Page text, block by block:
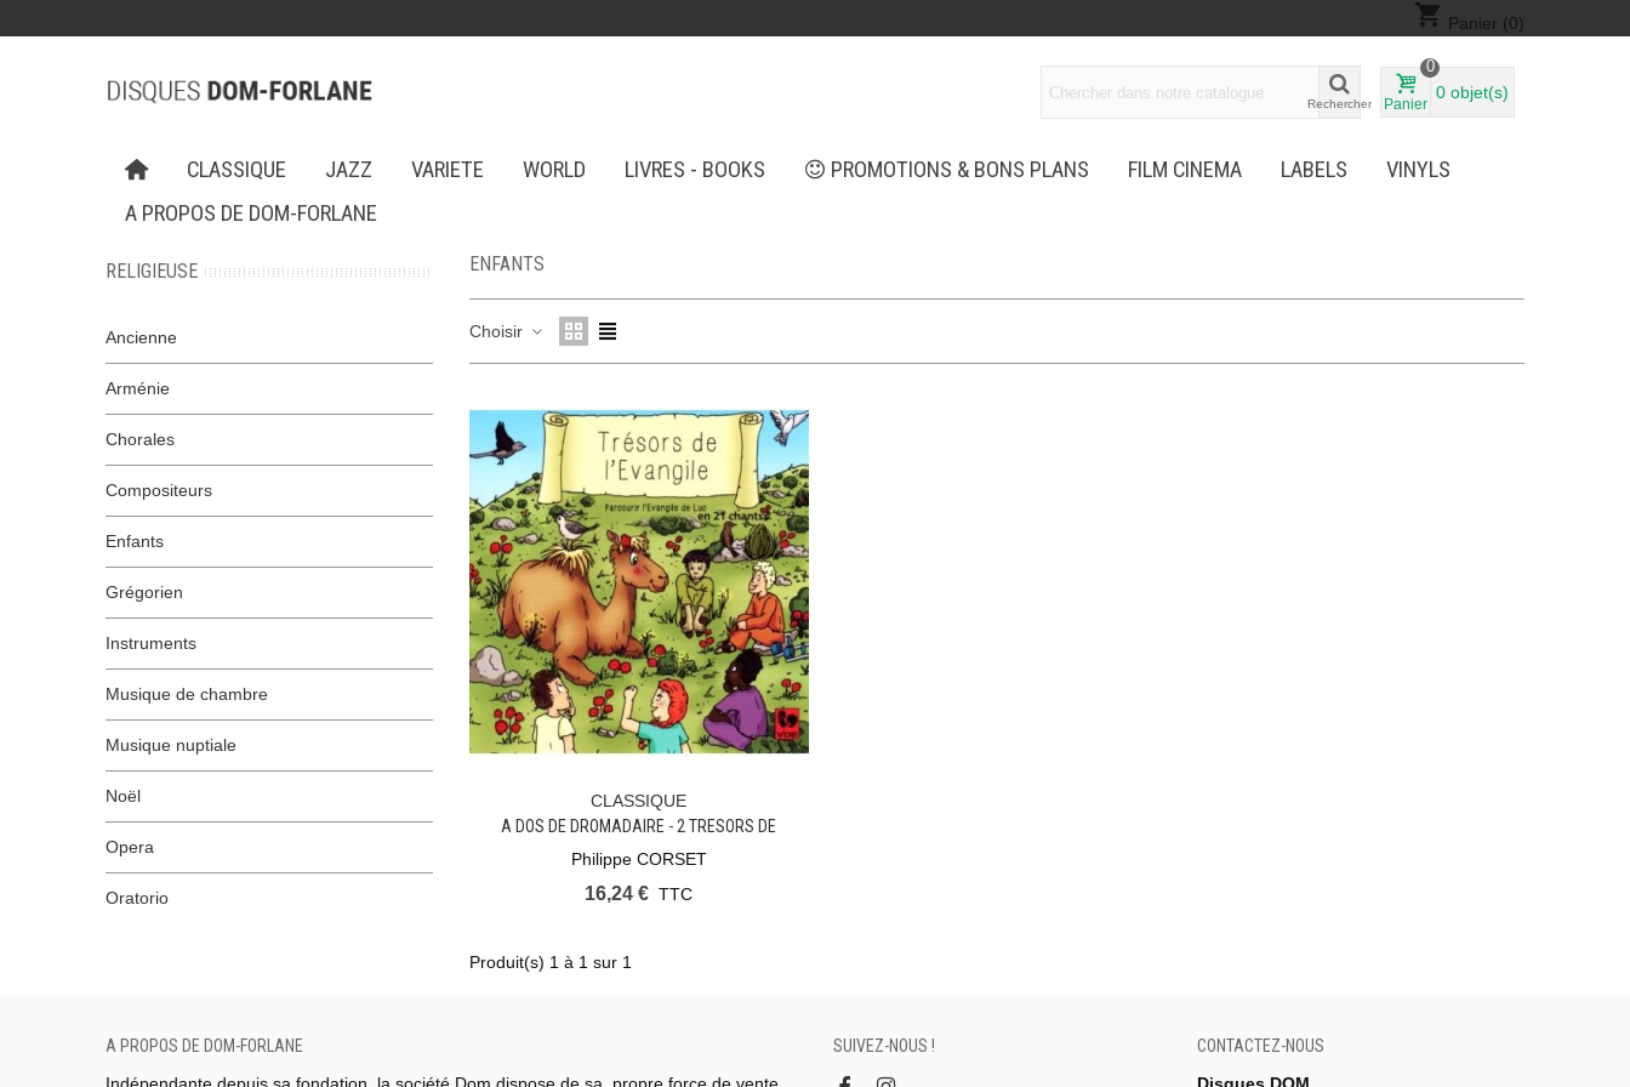
shopping_cart Panier (0)
Rechercher Panier
0
0 objet(s)
CLASSIQUE JAZZ VARIETE WORLD LIVRES - BOOKS PROMOTIONS & BONS PLANS FILM CINEMA LABELS
VINYLS
A PROPOS DE DOM-FORLANE
RELIGIEUSE
Ancienne
Arménie
Chorales
Compositeurs
Enfants
Grégorien
Instruments
Musique de chambre
Musique nuptiale
Noël
Opera
Oratorio
ENFANTS
Choisir
Ajouter Au Panier
CLASSIQUE
A DOS DE DROMADAIRE - 2 TRESORS DE
L’EVANGILE
Philippe CORSET
16,24 € TTC
Produit(s) 1 à 1 sur 1
A PROPOS DE DOM-FORLANE
SUIVEZ-NOUS !
CONTACTEZ-NOUS